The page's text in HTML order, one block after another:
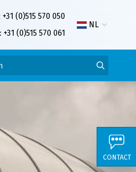
(0)515 570 050
(0)515 570 061
NL
CONTACT